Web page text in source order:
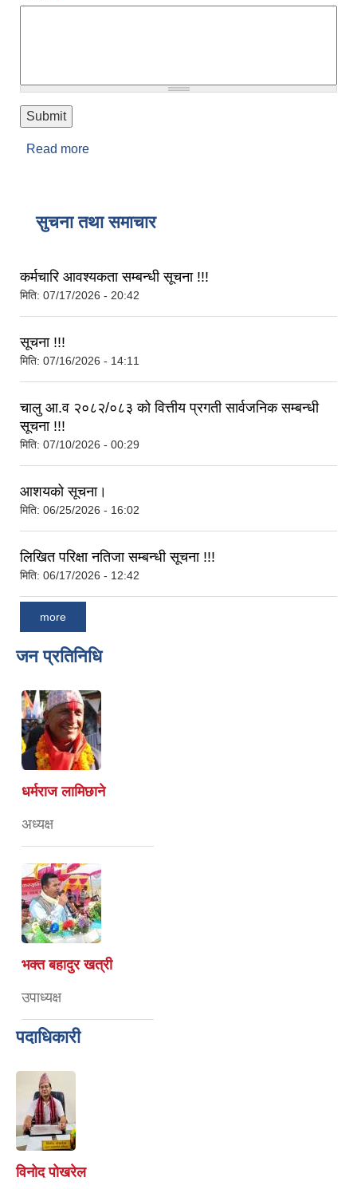
Read more
सुचना तथा समाचार
कर्मचारि आवश्यकता सम्बन्धी सूचना !!!
मिति: 07/17/2026 - 20:42
सूचना !!!
मिति: 07/16/2026 - 14:11
चालु आ.व २०८२/०८३ को वित्तीय प्रगती सार्वजनिक सम्बन्धी
सूचना !!!
मिति: 07/10/2026 - 00:29
आशयको सूचना।
मिति: 06/25/2026 - 16:02
लिखित परिक्षा नतिजा सम्बन्धी सूचना !!!
मिति: 06/17/2026 - 12:42
more
जन प्रतिनिधि
धर्मराज लामिछाने
अध्यक्ष
भक्त बहादुर खत्री
उपाध्यक्ष
पदाधिकारी
विनोद पोखरेल